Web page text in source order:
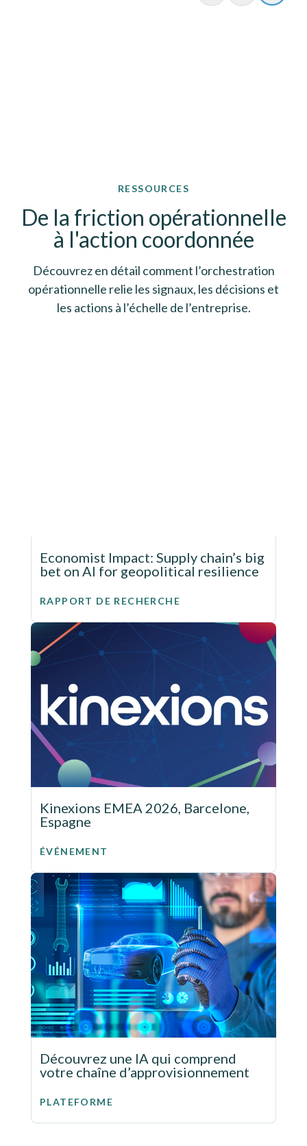
RESSOURCES
De la friction opérationnelle
à l'action coordonnée
Découvrez en détail comment l’orchestration
opérationnelle relie les signaux, les décisions et
les actions à l’échelle de l’entreprise.
Economist Impact: Supply chain’s big
bet on AI for geopolitical resilience
RAPPORT DE RECHERCHE
Kinexions EMEA 2026, Barcelone,
Espagne
ÉVÉNEMENT
Découvrez une IA qui comprend
votre chaîne d’approvisionnement
PLATEFORME